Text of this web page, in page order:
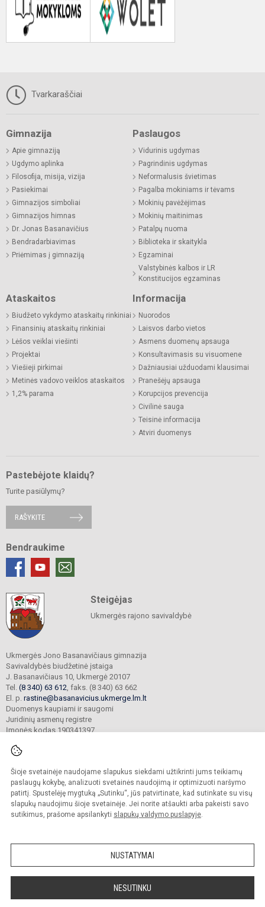
Šioje svetainėje naudojame slapukus siekdami užtikrinti jums teikiamų
paslaugų kokybę, analizuoti svetainės naudojimą ir optimizuoti naršymo
patirtį. Spustelėję mygtuką „Sutinku“, jūs patvirtinate, kad sutinkate su visų
slapukų naudojimu šioje svetainėje. Jei norite atšaukti arba pakeisti savo
sutikimus, prašome apsilankyti slapukų valdymo puslapyje.
NUSTATYMAI
NESUTINKU
Tvarkaraščiai
Gimnazija
Apie gimnaziją
Ugdymo aplinka
Filosofija, misija, vizija
Pasiekimai
Gimnazijos simboliai
Gimnazijos himnas
Dr. Jonas Basanavičius
Bendradarbiavimas
Priėmimas į gimnaziją
Paslaugos
Vidurinis ugdymas
Pagrindinis ugdymas
Neformalusis švietimas
Pagalba mokiniams ir tėvams
Mokinių pavėžėjimas
Mokinių maitinimas
Patalpų nuoma
Biblioteka ir skaitykla
Egzaminai
Valstybinės kalbos ir LR
Konstitucijos egzaminas
Ataskaitos
Biudžeto vykdymo ataskaitų rinkiniai
Finansinių ataskaitų rinkiniai
Lėšos veiklai viešinti
Projektai
Viešieji pirkimai
Metinės vadovo veiklos ataskaitos
1,2% parama
Informacija
Nuorodos
Laisvos darbo vietos
Asmens duomenų apsauga
Konsultavimasis su visuomene
Dažniausiai užduodami klausimai
Pranešėjų apsauga
Korupcijos prevencija
Civilinė sauga
Teisinė informacija
Atviri duomenys
Pastebėjote klaidų?
Turite pasiūlymų?
RAŠYKITE
Bendraukime
Steigėjas
Ukmergės rajono savivaldybė
Ukmergės Jono Basanavičiaus gimnazija
Savivaldybės biudžetinė įstaiga
J. Basanavičiaus 10, Ukmergė 20107
Tel. (8 340) 63 612, faks. (8 340) 63 662
El. p. rastine@basanavicius.ukmerge.lm.lt
Duomenys kaupiami ir saugomi
Juridinių asmenų registre
Įmonės kodas 190341397
© 2023. Ukmergės Jono Basanavičiaus gimnazija. Visos teisės saugomos.
Kopijuoti turinį be raštiško gimnazijos sutikimo griežtai draudžiama.
Prieinamumo paraiška Slapukų politika
Sumanus būdas atnaujinti